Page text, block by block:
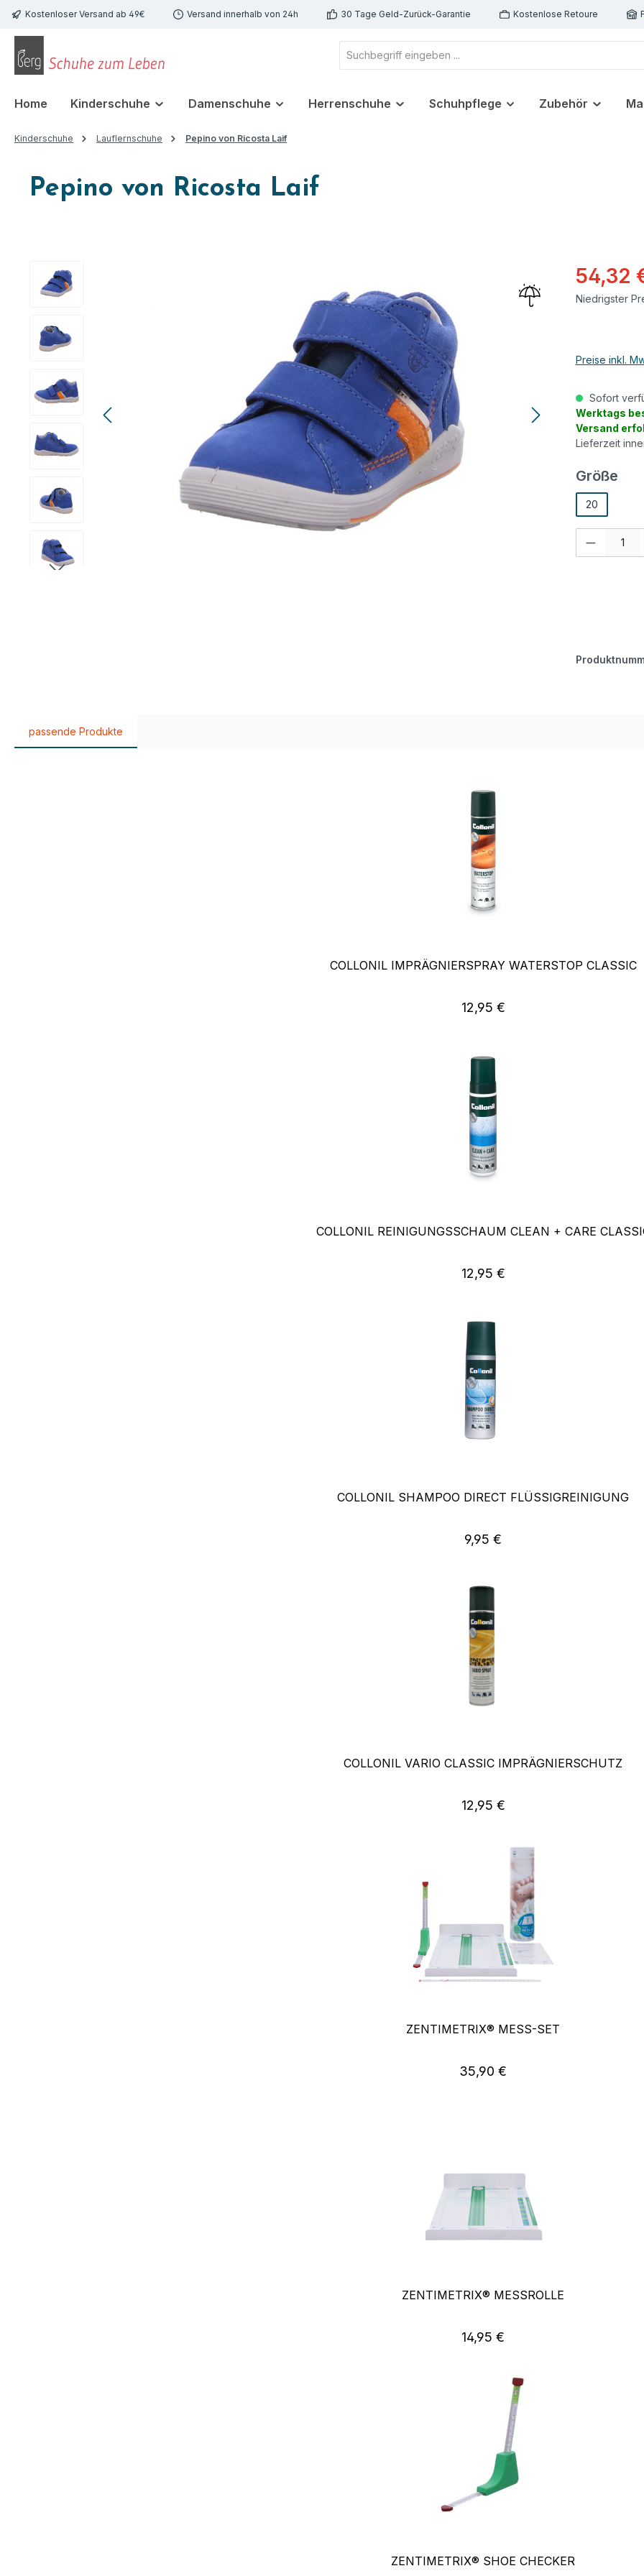
Hauptinhalt springen
Zur Suche springen
Zur Hauptnavigation springen
Kostenloser Versand ab 49€ Versand innerhalb von 24h 30 Tage Geld-Zurück-Garantie Kostenlose Retoure
Home Kinderschuhe Damenschuhe Herrenschuhe Schuhpflege Zubehör
Kinderschuhe Lauflernschuhe Pepino von Ricosta Laif
Pepino von Ricosta Laif
Bildergalerie überspringen 54,32
Niedrigster
Preise inkl.
Sofort
Werktags
Versand
Lieferzeit
Größe
20
passende Produkte
COLLONIL IMPRÄGNIERSPRAY WATERSTOP CLASSIC
Regulärer Preis:
12,95 €
COLLONIL REINIGUNGSSCHAUM CLEAN + CARE
Regulärer Preis:
12,95 €
COLLONIL SHAMPOO DIRECT FLÜSSIGREINIGUNG
Regulärer Preis:
9,95 €
COLLONIL VARIO CLASSIC IMPRÄGNIERSCHUTZ
Regulärer Preis:
12,95 €
ZENTIMETRIX® MESS-SET
Regulärer Preis:
35,90 €
ZENTIMETRIX® MESSROLLE
Regulärer Preis:
14,95 €
ZENTIMETRIX® SHOE CHECKER